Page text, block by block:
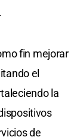
fin mejorar
el
la
de